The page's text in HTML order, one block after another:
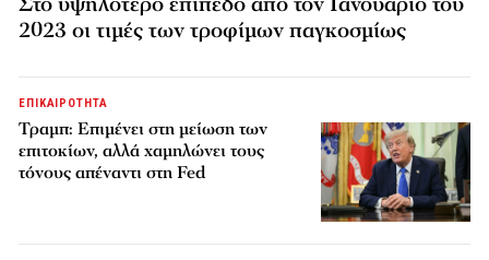
2023 οι τιμές των τροφίμων παγκοσμίως
ΕΠΙΚΑΙΡΟΤΗΤΑ
Τραμπ: Επιμένει στη μείωση των
επιτοκίων, αλλά χαμηλώνει τους
τόνους απέναντι στη Fed